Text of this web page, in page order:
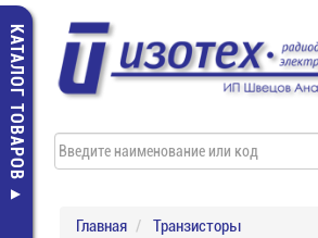
КАТАЛОГ ТОВАРОВ
Главная
Транзисторы